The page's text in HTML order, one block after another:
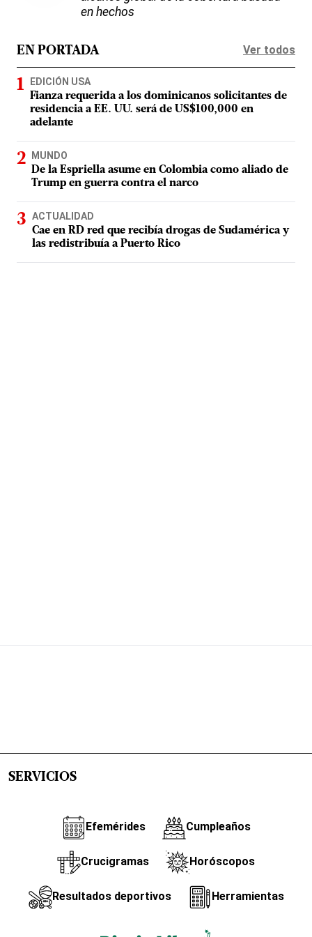
en hechos
EN PORTADA Ver todos
EDICIÓN USA
Fianza requerida a los dominicanos solicitantes de
residencia a EE. UU. será de US$100,000 en
adelante
MUNDO
De la Espriella asume en Colombia como aliado de
Trump en guerra contra el narco
ACTUALIDAD
Cae en RD red que recibía drogas de Sudamérica y
las redistribuía a Puerto Rico
SERVICIOS
Efemérides Cumpleaños
Crucigramas Horóscopos
Resultados deportivos Herramientas